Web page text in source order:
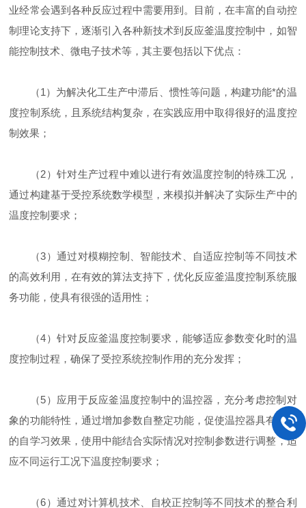
业经常会遇到各种反应过程中需要用到。目前，在丰富的自动控
制理论支持下，逐渐引入各种新技术到反应釜温度控制中，如智
能控制技术、微电子技术等，其主要包括以下优点：
（1）为解决化工生产中滞后、惯性等问题，构建功能*的温
度控制系统，且系统结构复杂，在实践应用中取得很好的温度控
制效果；
（2）针对生产过程中难以进行有效温度控制的特殊工况，
通过构建基于受控系统数学模型，来模拟并解决了实际生产中的
温度控制要求；
（3）通过对模糊控制、智能技术、自适应控制等不同技术
的高效利用，在有效的算法支持下，优化反应釜温度控制系统服
务功能，使具有很强的适用性；
（4）针对反应釜温度控制要求，能够适应参数变化时的温
度控制过程，确保了受控系统控制作用的充分发挥；
（5）应用于反应釜温度控制中的温控器，充分考虑控制对
象的功能特性，通过增加参数自整定功能，促使温控器具有良好
的自学习效果，使用中能结合实际情况对控制参数进行调整，适
应不同运行工况下温度控制要求；
（6）通过对计算机技术、自校正控制等不同技术的整合利